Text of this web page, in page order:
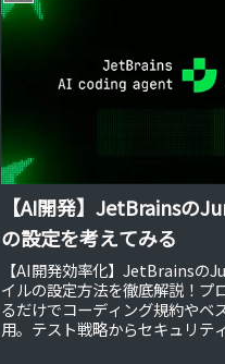
【AI開発】JetBrainsの
の設定を考えてみる
【AI開発効率化】JetBrains
イルの設定方法を徹底解説！プ
るだけでコーディング規約やベ
用。テスト戦略からセキュリテ